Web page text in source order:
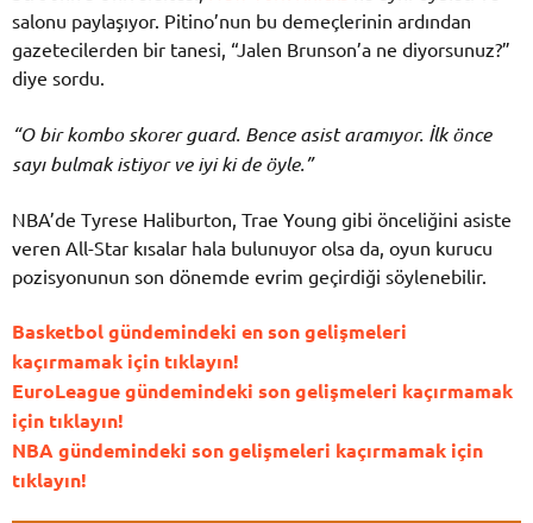
salonu paylaşıyor. Pitino’nun bu demeçlerinin ardından
gazetecilerden bir tanesi, “Jalen Brunson’a ne diyorsunuz?”
diye sordu.
“O bir kombo skorer guard. Bence asist aramıyor. İlk önce
sayı bulmak istiyor ve iyi ki de öyle.”
NBA’de Tyrese Haliburton, Trae Young gibi önceliğini asiste
veren All-Star kısalar hala bulunuyor olsa da, oyun kurucu
pozisyonunun son dönemde evrim geçirdiği söylenebilir.
Basketbol gündemindeki en son gelişmeleri
kaçırmamak için tıklayın!
EuroLeague gündemindeki son gelişmeleri kaçırmamak
için tıklayın!
NBA gündemindeki son gelişmeleri kaçırmamak için
tıklayın!